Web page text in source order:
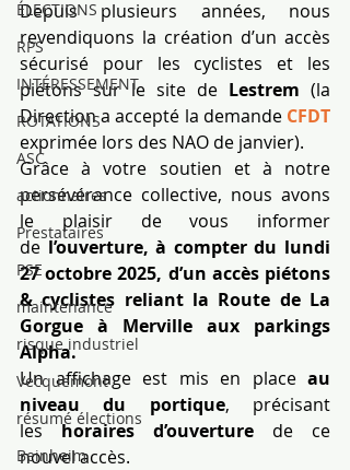
ÉLECTIONS
RPS
INTÉRESSEMENT
ROTATIONS
ASC
actionnaires
Prestataires
PSE
maintenance
risque industriel
Vecquemont
résumé élections
Beinheim
Depuis plusieurs années, nous
revendiquons la création d’un accès
sécurisé pour les cyclistes et les
piétons sur le site de Lestrem (la
Direction a accepté la demande CFDT
exprimée lors des NAO de janvier).
Grâce à votre soutien et à notre
persévérance collective, nous avons
le plaisir de vous informer
de l’ouverture, à compter du lundi
27 octobre 2025, d’un accès piétons
& cyclistes reliant la Route de La
Gorgue à Merville aux parkings
Alpha.
Un affichage est mis en place au
niveau du portique, précisant
les horaires d’ouverture de ce
nouvel accès.